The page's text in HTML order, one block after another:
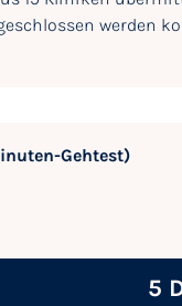
werden
Gehtest)
5